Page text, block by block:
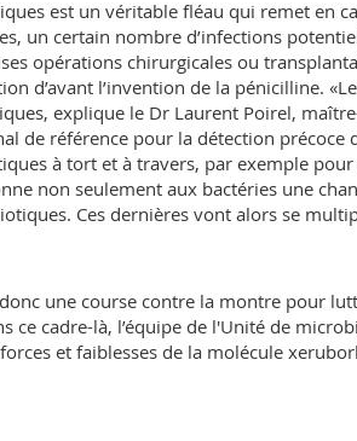
est un véritable fléau qui remet en
un certain nombre d’infections
opérations chirurgicales ou
d’avant l’invention de la pénicilline.
explique le Dr Laurent Poirel,
de référence pour la détection
à tort et à travers, par exemple
non seulement aux bactéries une
Ces dernières vont alors se
une course contre la montre pour
ce cadre-là, l’équipe de l'Unité de
et faiblesses de la molécule